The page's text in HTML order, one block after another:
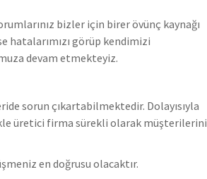
bizler için birer övünç kaynağı
hatalarımızı görüp kendimizi
devam etmekteyiz.
sorun çıkartabilmektedir. Dolayısıyla
üretici firma sürekli olarak müşterilerini
en doğrusu olacaktır.